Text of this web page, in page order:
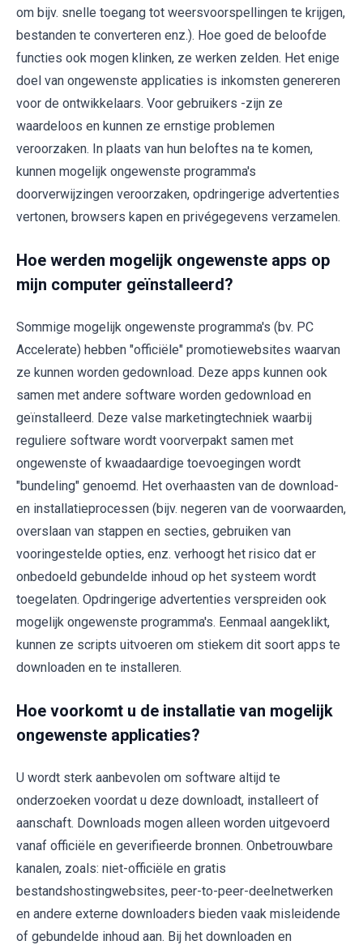
om bijv. snelle toegang tot weersvoorspellingen te krijgen,
bestanden te converteren enz.). Hoe goed de beloofde
functies ook mogen klinken, ze werken zelden. Het enige
doel van ongewenste applicaties is inkomsten genereren
voor de ontwikkelaars. Voor gebruikers -zijn ze
waardeloos en kunnen ze ernstige problemen
veroorzaken. In plaats van hun beloftes na te komen,
kunnen mogelijk ongewenste programma's
doorverwijzingen veroorzaken, opdringerige advertenties
vertonen, browsers kapen en privégegevens verzamelen.
Hoe werden mogelijk ongewenste apps op
mijn computer geïnstalleerd?
Sommige mogelijk ongewenste programma's (bv. PC
Accelerate) hebben "officiële" promotiewebsites waarvan
ze kunnen worden gedownload. Deze apps kunnen ook
samen met andere software worden gedownload en
geïnstalleerd. Deze valse marketingtechniek waarbij
reguliere software wordt voorverpakt samen met
ongewenste of kwaadaardige toevoegingen wordt
"bundeling" genoemd. Het overhaasten van de download-
en installatieprocessen (bijv. negeren van de voorwaarden,
overslaan van stappen en secties, gebruiken van
vooringestelde opties, enz. verhoogt het risico dat er
onbedoeld gebundelde inhoud op het systeem wordt
toegelaten. Opdringerige advertenties verspreiden ook
mogelijk ongewenste programma's. Eenmaal aangeklikt,
kunnen ze scripts uitvoeren om stiekem dit soort apps te
downloaden en te installeren.
Hoe voorkomt u de installatie van mogelijk
ongewenste applicaties?
U wordt sterk aanbevolen om software altijd te
onderzoeken voordat u deze downloadt, installeert of
aanschaft. Downloads mogen alleen worden uitgevoerd
vanaf officiële en geverifieerde bronnen. Onbetrouwbare
kanalen, zoals: niet-officiële en gratis
bestandshostingwebsites, peer-to-peer-deelnetwerken
en andere externe downloaders bieden vaak misleidende
of gebundelde inhoud aan. Bij het downloaden en